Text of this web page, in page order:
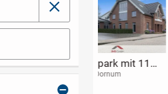
schließen
RESERVIERT -
SONNENLIEGE &
BARBECUE: 2-
21244 Buchholz
mit starkem
26603 Aurich